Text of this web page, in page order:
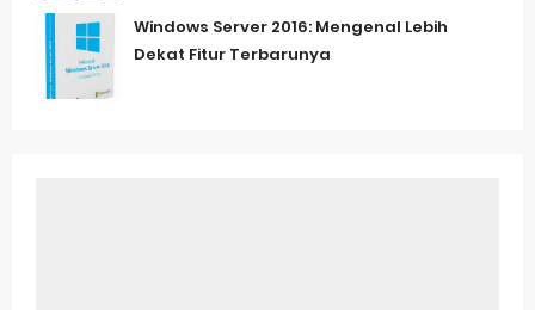
Windows Server 2016: Mengenal Lebih
Dekat Fitur Terbarunya